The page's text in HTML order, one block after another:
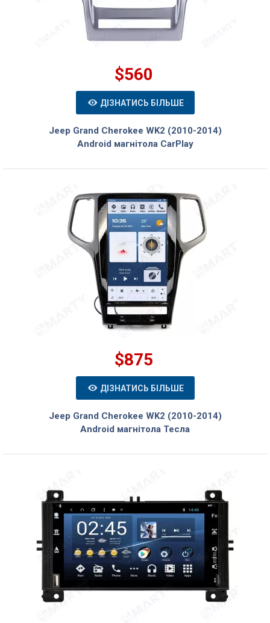
$560
ДІЗНАТИСЬ БІЛЬШЕ
Jeep Grand Cherokee WK2 (2010-2014)
Android магнітола CarPlay
$875
ДІЗНАТИСЬ БІЛЬШЕ
Jeep Grand Cherokee WK2 (2010-2014)
Android магнітола Тесла